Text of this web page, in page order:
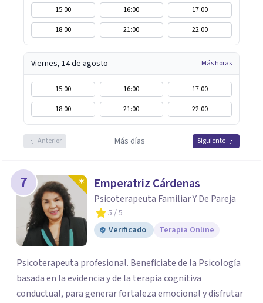
15:00 16:00
17:00
18:00
21:00 22:00
Viernes, 14 de agosto Más horas
15:00 16:00
17:00
18:00
21:00 22:00
Anterior Más días Siguiente
7 Emperatriz Cárdenas
Psicoterapeuta Familiar Y De Pareja
5 / 5
Verificado
Terapia Online
Psicoterapeuta profesional. Benefíciate de la Psicología
basada en la evidencia y de la terapia cognitiva
conductual, para generar fortaleza emocional y disfrutar